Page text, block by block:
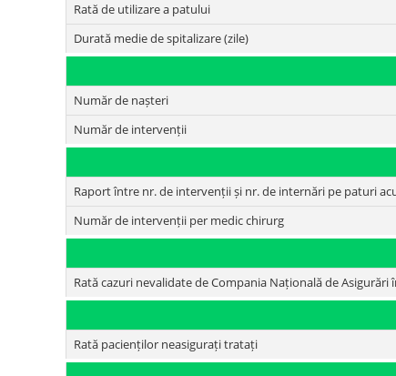
Rată de utilizare a patului
Durată medie de spitalizare (zile)
Număr de nașteri
Număr de intervenții
Raport între nr. de intervenții și nr. de internări pe paturi
Număr de intervenții per medic chirurg
Rată cazuri nevalidate de Compania Națională de Asigurări
Rată pacienților neasigurați tratați